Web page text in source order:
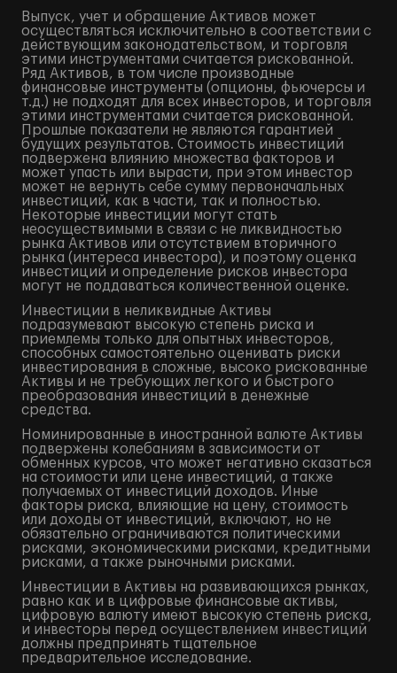
Выпуск, учет и обращение Активов может
осуществляться исключительно в соответствии с
действующим законодательством, и торговля
этими инструментами считается рискованной.
Ряд Активов, в том числе производные
финансовые инструменты (опционы, фьючерсы и
т.д.) не подходят для всех инвесторов, и торговля
этими инструментами считается рискованной.
Прошлые показатели не являются гарантией
будущих результатов. Стоимость инвестиций
подвержена влиянию множества факторов и
может упасть или вырасти, при этом инвестор
может не вернуть себе сумму первоначальных
инвестиций, как в части, так и полностью.
Некоторые инвестиции могут стать
неосуществимыми в связи с не ликвидностью
рынка Активов или отсутствием вторичного
рынка (интереса инвестора), и поэтому оценка
инвестиций и определение рисков инвестора
могут не поддаваться количественной оценке.
Инвестиции в неликвидные Активы
подразумевают высокую степень риска и
приемлемы только для опытных инвесторов,
способных самостоятельно оценивать риски
инвестирования в сложные, высоко рискованные
Активы и не требующих легкого и быстрого
преобразования инвестиций в денежные
средства.
Номинированные в иностранной валюте Активы
подвержены колебаниям в зависимости от
обменных курсов, что может негативно сказаться
на стоимости или цене инвестиций, а также
получаемых от инвестиций доходов. Иные
факторы риска, влияющие на цену, стоимость
или доходы от инвестиций, включают, но не
обязательно ограничиваются политическими
рисками, экономическими рисками, кредитными
рисками, а также рыночными рисками.
Инвестиции в Активы на развивающихся рынках,
равно как и в цифровые финансовые активы,
цифровую валюту имеют высокую степень риска,
и инвесторы перед осуществлением инвестиций
должны предпринять тщательное
предварительное исследование.